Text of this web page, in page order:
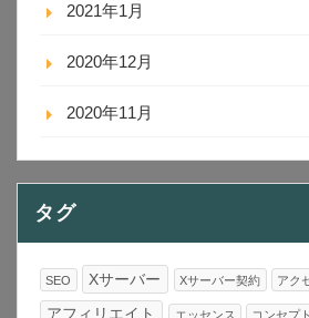
2021年1月
2020年12月
2020年11月
タグ
SEO Xサーバー Xサーバー契約 アク
アフィリエイト エッセンス コンセプト